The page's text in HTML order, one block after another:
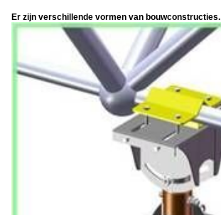
Er zijn verschillende vormen van bouwconstructies.